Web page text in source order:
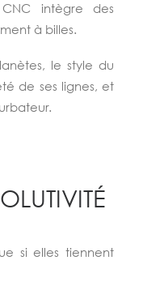
intègre des
à billes.
le style du
de ses lignes, et
si elles tiennent